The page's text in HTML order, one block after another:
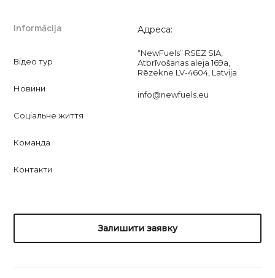
Informācija
Відео тур
Новини
Соціальне життя
Команда
Контакти
Адреса:
“NewFuels” RSEZ SIA,
Atbrīvošanas aleja 169a,
Rēzekne LV-4604, Latvija
info@newfuels.eu
Залишити заявку